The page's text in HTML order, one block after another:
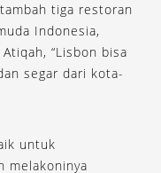
tiga restoran
Indonesia,
Atiqah, “Lisbon bisa
segar dari kota-
untuk
melakoninya